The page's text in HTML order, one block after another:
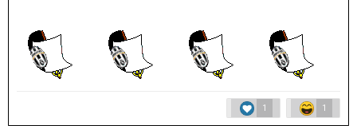
1 1